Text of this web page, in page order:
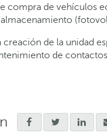
compra de vehículos
creación de la unidad
de